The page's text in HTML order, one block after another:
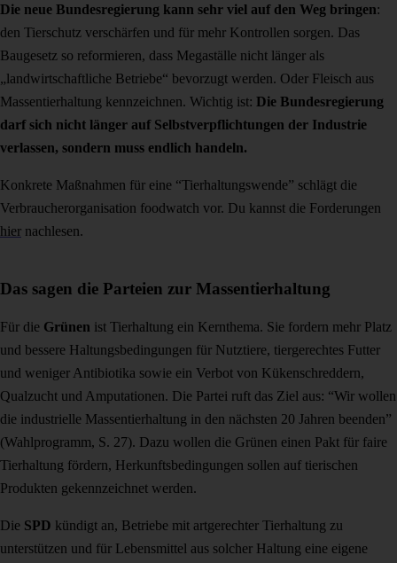
Die neue Bundesregierung kann sehr viel auf den Weg bringen:
den Tierschutz verschärfen und für mehr Kontrollen sorgen. Das
Baugesetz so reformieren, dass Megaställe nicht länger als
„landwirtschaftliche Betriebe“ bevorzugt werden. Oder Fleisch aus
Massentierhaltung kennzeichnen. Wichtig ist: Die Bundesregierung
darf sich nicht länger auf Selbstverpflichtungen der Industrie
verlassen, sondern muss endlich handeln.
Konkrete Maßnahmen für eine “Tierhaltungswende” schlägt die
Verbraucherorganisation foodwatch vor. Du kannst die Forderungen
hier nachlesen.
Das sagen die Parteien zur Massentierhaltung
Für die Grünen ist Tierhaltung ein Kernthema. Sie fordern mehr Platz
und bessere Haltungsbedingungen für Nutztiere, tiergerechtes Futter
und weniger Antibiotika sowie ein Verbot von Kükenschreddern,
Qualzucht und Amputationen. Die Partei ruft das Ziel aus: “Wir wollen
die industrielle Massentierhaltung in den nächsten 20 Jahren beenden”
(Wahlprogramm, S. 27). Dazu wollen die Grünen einen Pakt für faire
Tierhaltung fördern, Herkunftsbedingungen sollen auf tierischen
Produkten gekennzeichnet werden.
Die SPD kündigt an, Betriebe mit artgerechter Tierhaltung zu
unterstützen und für Lebensmittel aus solcher Haltung eine eigene